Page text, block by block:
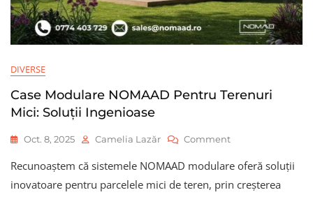
DIVERSE
Case Modulare NOMAAD Pentru Terenuri
Mici: Soluții Ingenioase
Oct. 8, 2025 Camelia Lazăr CommentOn
Modulare
NOMAAD
Pentru
Recunoaștem că sistemele NOMAAD modulare oferă soluții
inovatoare pentru parcelele mici de teren, prin creșterea